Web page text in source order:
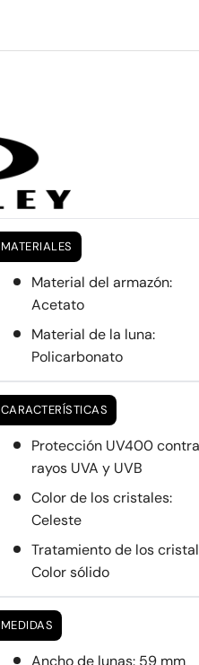
MATERIALES
Material del armazón:
Acetato
Material de la luna:
Policarbonato
CARACTERÍSTICAS
Protección UV400 contra
rayos UVA y UVB
Color de los cristales:
Celeste
Tratamiento de los
Color sólido
MEDIDAS
Ancho de lunas: 59 mm